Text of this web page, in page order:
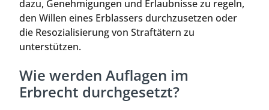
dazu, Genehmigungen und Erlaubnisse zu regeln,
den Willen eines Erblassers durchzusetzen oder
die Resozialisierung von Straftätern zu
unterstützen.
Wie werden Auflagen im
Erbrecht durchgesetzt?